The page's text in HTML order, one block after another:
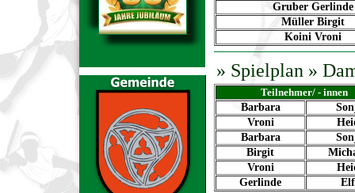
Gruber Gerlinde
Müller Birgit
Koini Vroni
» Spielplan »
Teilnehmer/ - innen
Barbara
Vroni
Barbara
Birgit
Vroni
Gerlinde